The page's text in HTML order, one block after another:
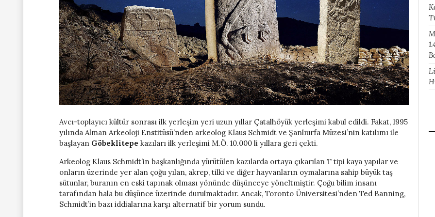
Avcı-toplayıcı kültür sonrası ilk yerleşim yeri uzun yıllar Çatalhöyük yerleşimi kabul edildi. Fakat, 1995
yılında Alman Arkeoloji Enstitüsü’nden arkeolog Klaus Schmidt ve Şanlıurfa Müzesi’nin katılımı ile
başlayan Göbeklitepe kazıları ilk yerleşimi M.Ö. 10.000 li yıllara geri çekti.
Arkeolog Klaus Schmidt’in başkanlığında yürütülen kazılarda ortaya çıkarılan T tipi kaya yapılar ve
onların üzerinde yer alan çoğu yılan, akrep, tilki ve diğer hayvanların oymalarına sahip büyük taş
sütunlar, buranın en eski tapınak olması yönünde düşünceye yöneltmiştir. Çoğu bilim insanı
tarafından hala bu düşünce üzerinde durulmaktadır. Ancak, Toronto Üniversitesi’nden Ted Banning,
Schmidt’in bazı iddialarına karşı alternatif bir yorum sundu.